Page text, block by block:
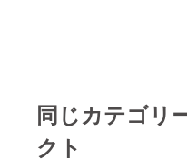
あれば投稿をご
て頂ければ嬉し
同じカテゴリ
クト